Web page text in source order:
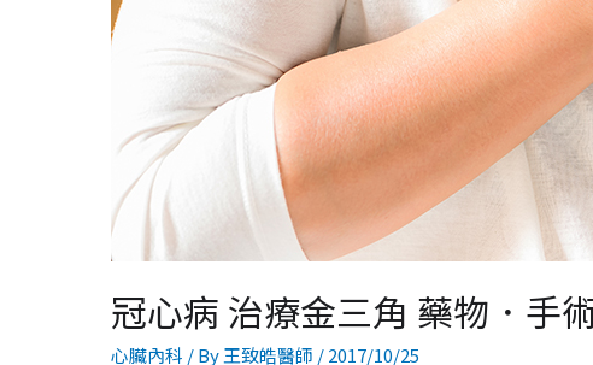
冠心病 治療金三角 藥物．手
心臟內科 / By王致皓醫師 /2017/10/25